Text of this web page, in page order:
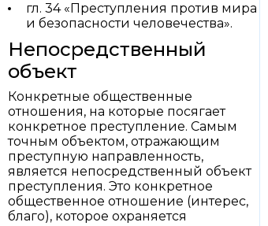
гл. 34 «Преступления против мира
и безопасности человечества».
Непосредственный
объект
Конкретные общественные
отношения, на которые посягает
конкретное преступление. Самым
точным объектом, отражающим
преступную направленность,
является непосредственный объект
преступления. Это конкретное
общественное отношение (интерес,
благо), которое охраняется